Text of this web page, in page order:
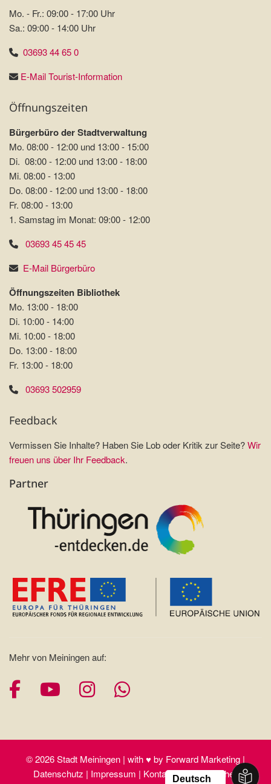
Mo. - Fr.: 09:00 - 17:00 Uhr
Sa.: 09:00 - 14:00 Uhr
03693 44 65 0
E-Mail Tourist-Information
Öffnungszeiten
Bürgerbüro der Stadtverwaltung
Mo. 08:00 - 12:00 und 13:00 - 15:00
Di. 08:00 - 12:00 und 13:00 - 18:00
Mi. 08:00 - 13:00
Do. 08:00 - 12:00 und 13:00 - 18:00
Fr. 08:00 - 13:00
1. Samstag im Monat: 09:00 - 12:00
03693 45 45 45
E-Mail Bürgerbüro
Öffnungszeiten Bibliothek
Mo. 13:00 - 18:00
Di. 10:00 - 14:00
Mi. 10:00 - 18:00
Do. 13:00 - 18:00
Fr. 13:00 - 18:00
03693 502959
Feedback
Vermissen Sie Inhalte? Haben Sie Lob oder Kritik zur Seite?Wir
freuen uns über Ihr Feedback.
Partner
Mehr von Meiningen auf:
FacebookYouTube
InstagramWhatsapp
© 2026 Stadt Meiningen | with ♥ by Forward Marketing |
Datenschutz | Impressum | Kontakt | Barrierefreiheit